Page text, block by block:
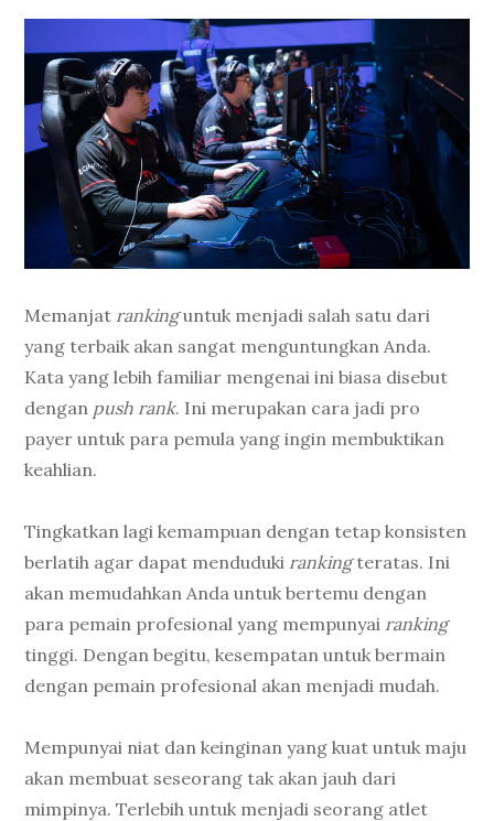
Memanjat rankinguntuk menjadi salah satu dari
yang terbaik akan sangat menguntungkan Anda.
Kata yang lebih familiar mengenai ini biasa disebut
dengan push rank. Ini merupakan cara jadi pro
payer untuk para pemula yang ingin membuktikan
keahlian.
Tingkatkan lagi kemampuan dengan tetap konsisten
berlatih agar dapat menduduki rankingteratas. Ini
akan memudahkan Anda untuk bertemu dengan
para pemain profesional yang mempunyai ranking
tinggi. Dengan begitu, kesempatan untuk bermain
dengan pemain profesional akan menjadi mudah.
Mempunyai niat dan keinginan yang kuat untuk maju
akan membuat seseorang tak akan jauh dari
mimpinya. Terlebih untuk menjadi seorang atlet